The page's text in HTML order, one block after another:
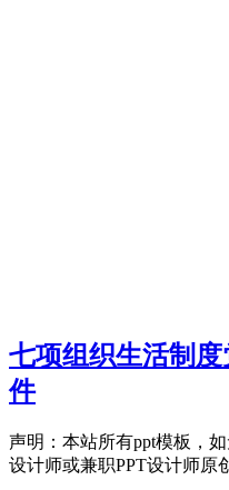
七项组织生活制
件
声明：本站所有ppt模板，
设计师或兼职PPT设计师原